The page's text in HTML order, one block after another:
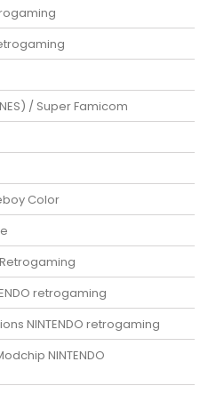
/ Super Famicom
Color
retrogaming
NINTENDO retrogaming
NINTENDO